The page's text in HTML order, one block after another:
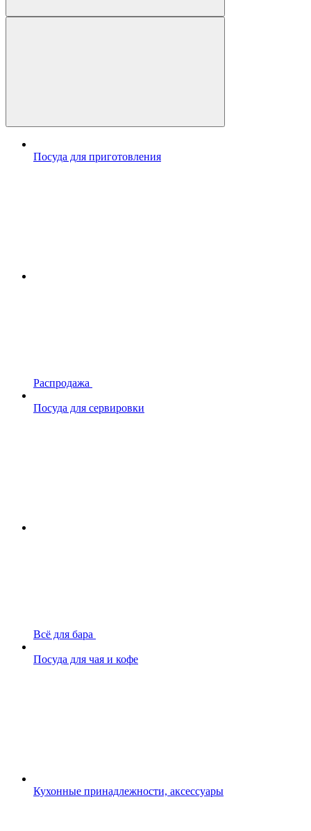
Посуда для приготовления
Распродажа
Посуда для сервировки
Всё для бара
Посуда для чая и кофе
Кухонные принадлежности, аксессуары